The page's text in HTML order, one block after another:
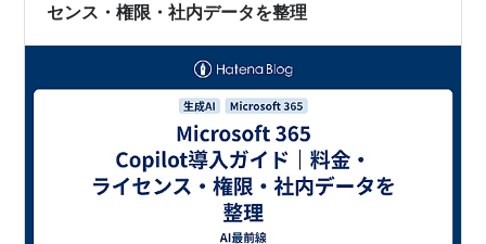
センス・権限・社内データを整理